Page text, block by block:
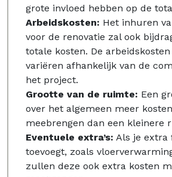
grote invloed hebben op de
Arbeidskosten: Het inhuren
voor de renovatie zal ook
totale kosten. De
variëren afhankelijk van de
het project.
Grootte van de ruimte: Een
over het algemeen meer
meebrengen dan een kleinere
Eventuele extra’s: Als je extra
toevoegt, zoals
zullen deze ook extra kosten